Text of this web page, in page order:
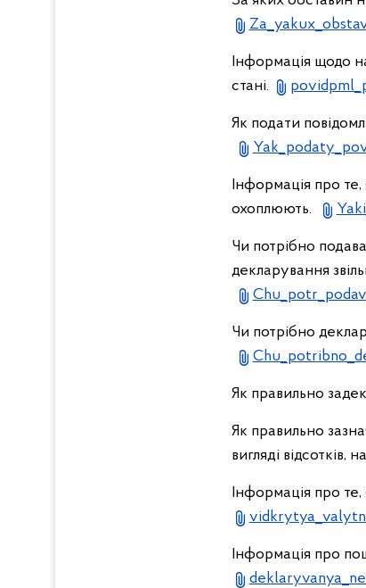
Інформація щодо
стані.
Як подати
Інформація про те,
охоплюють.
Чи потрібно
декларування
Чи потрібно
Як правильно
Як правильно
вигляді
Інформація про
Інформація про